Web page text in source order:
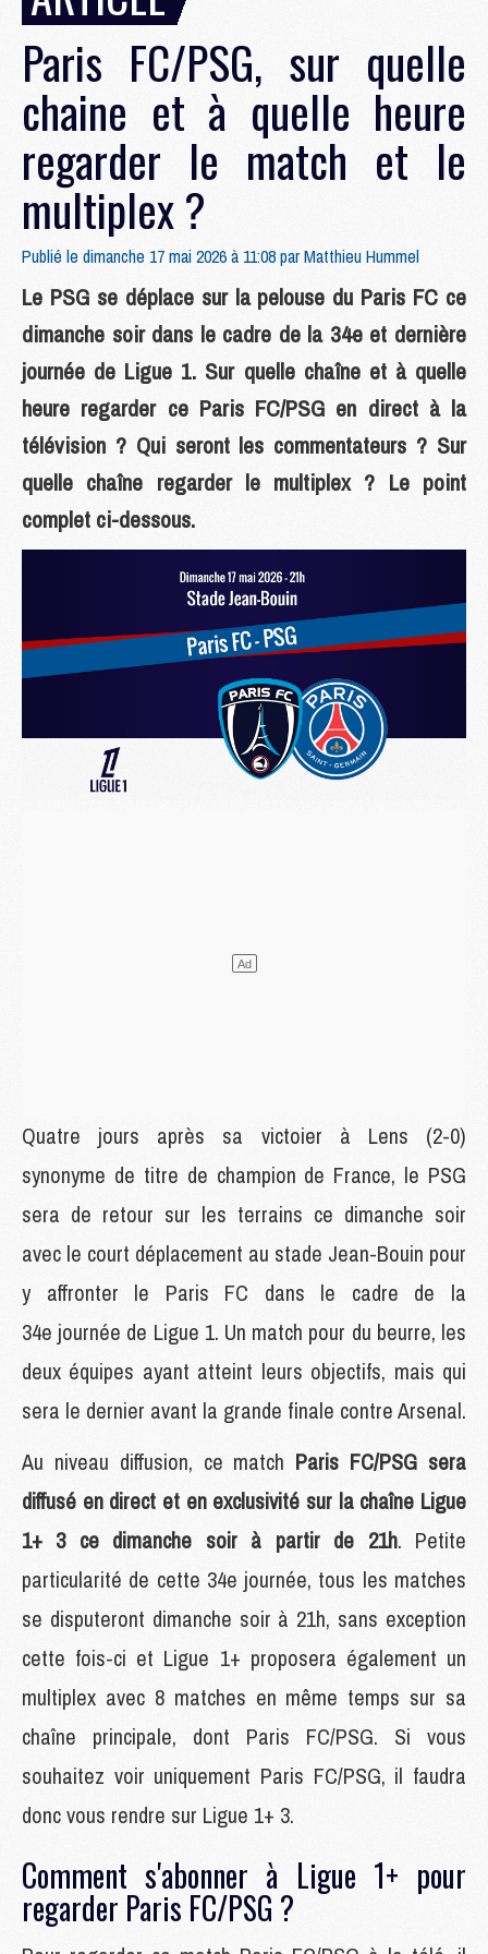
Paris FC/PSG, sur quelle
chaine et à quelle heure
regarder le match et le
multiplex ?
Publié le dimanche 17 mai 2026 à 11:08 parMatthieu Hummel
Le PSG se déplace sur la pelouse du Paris FC ce
dimanche soir dans le cadre de la 34e et dernière
journée de Ligue 1. Sur quelle chaîne et à quelle
heure regarder ce Paris FC/PSG en direct à la
télévision ? Qui seront les commentateurs ? Sur
quelle chaîne regarder le multiplex ? Le point
complet ci-dessous.
Quatre jours après sa victoier à Lens (2-0)
synonyme de titre de champion de France, le PSG
sera de retour sur les terrains ce dimanche soir
avec le court déplacement au stade Jean-Bouin pour
y affronter le Paris FC dans le cadre de la
34e journée de Ligue 1. Un match pour du beurre, les
deux équipes ayant atteint leurs objectifs, mais qui
sera le dernier avant la grande finale contre Arsenal.
Au niveau diffusion, ce match Paris FC/PSG sera
diffusé en direct et en exclusivité sur la chaîne Ligue
1+ 3 ce dimanche soir à partir de 21h. Petite
particularité de cette 34e journée, tous les matches
se disputeront dimanche soir à 21h, sans exception
cette fois-ci et Ligue 1+ proposera également un
multiplex avec 8 matches en même temps sur sa
chaîne principale, dont Paris FC/PSG. Si vous
souhaitez voir uniquement Paris FC/PSG, il faudra
donc vous rendre sur Ligue 1+ 3.
Comment s'abonner à Ligue 1+ pour
regarder Paris FC/PSG ?